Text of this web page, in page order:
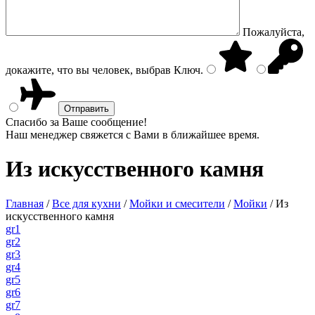
Пожалуйста,
докажите, что вы человек, выбрав Ключ.
Спасибо за Ваше сообщение!
Наш менеджер свяжется с Вами в ближайшее время.
Из искусственного камня
Главная /Все для кухни /Мойки и смесители /Мойки /Из
искусственного камня
gr1
gr2
gr3
gr4
gr5
gr6
gr7